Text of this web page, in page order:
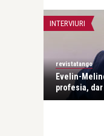
INTERVIURI
revistatango
Evelin-
profesia, dar